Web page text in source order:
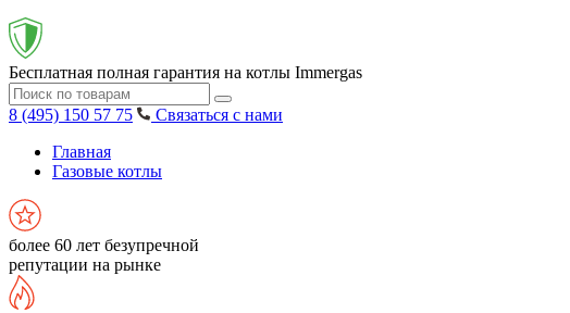
Бесплатная полная гарантия на котлы Immergas
8 (495) 150 57 75
Связаться с нами
Главная
Газовые котлы
более 60 лет безупречной
репутации на рынке